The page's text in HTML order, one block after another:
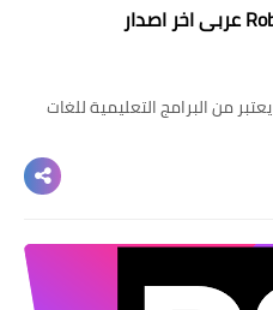
تنزيل برنامج الروبومايند RoboMind يعتبر من البرامج التعليمية للغات